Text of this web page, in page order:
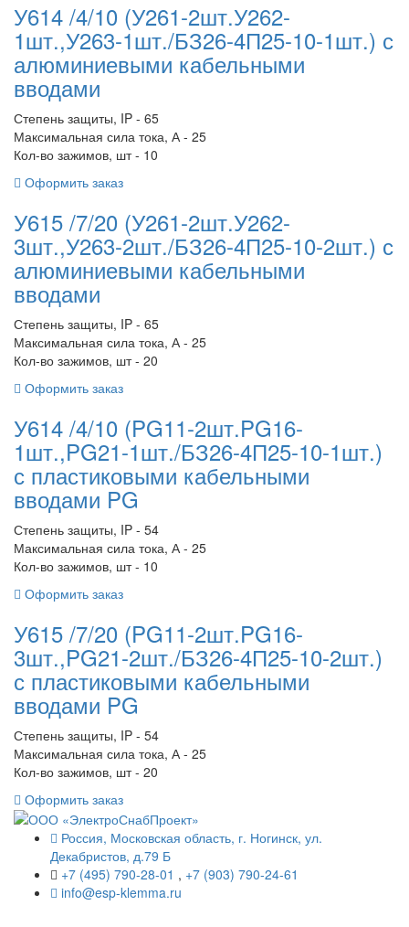
У614 /4/10 (У261-2шт.У262-
1шт.,У263-1шт./БЗ26-4П25-10-1шт.) с
алюминиевыми кабельными
вводами
Степень защиты, IP - 65
Максимальная сила тока, А - 25
Кол-во зажимов, шт - 10
Оформить заказ
У615 /7/20 (У261-2шт.У262-
3шт.,У263-2шт./БЗ26-4П25-10-2шт.) с
алюминиевыми кабельными
вводами
Степень защиты, IP - 65
Максимальная сила тока, А - 25
Кол-во зажимов, шт - 20
Оформить заказ
У614 /4/10 (PG11-2шт.PG16-
1шт.,PG21-1шт./БЗ26-4П25-10-1шт.)
с пластиковыми кабельными
вводами PG
Степень защиты, IP - 54
Максимальная сила тока, А - 25
Кол-во зажимов, шт - 10
Оформить заказ
У615 /7/20 (PG11-2шт.PG16-
3шт.,PG21-2шт./БЗ26-4П25-10-2шт.)
с пластиковыми кабельными
вводами PG
Степень защиты, IP - 54
Максимальная сила тока, А - 25
Кол-во зажимов, шт - 20
Оформить заказ
Россия, Московская область, г. Ногинск, ул.
Декабристов, д.79 Б
+7 (495) 790-28-01 , +7 (903) 790-24-61
info@esp-klemma.ru